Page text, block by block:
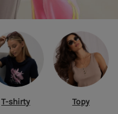
T-shirty Topy